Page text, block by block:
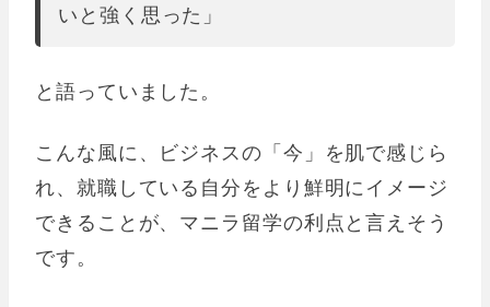
いと強く思った」
と語っていました。
こんな風に、ビジネスの「今」を肌で感じら
れ、就職している自分をより鮮明にイメージ
できることが、マニラ留学の利点と言えそう
です。